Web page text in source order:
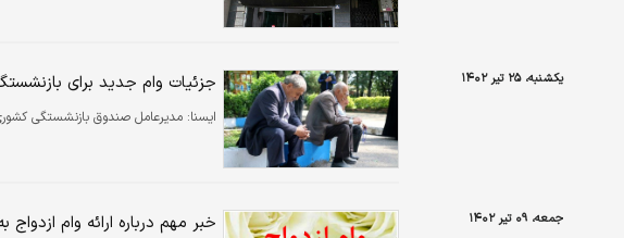
یکشنبه، ۲۵ تیر ۱۴۰۲ جزئیات وام جدید برای
ایسنا: مدیرعامل صندوق بازنشستگی کشوری از پرداخت وام
جمعه، ۰۹ تیر ۱۴۰۲ خبر مهم درباره ارائه وام